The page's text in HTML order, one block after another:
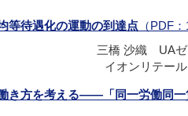
等待遇化の運動の到達点 （PDF
三橋 沙織 UAゼ
イオンリテー
き方を考える――「同一労働同